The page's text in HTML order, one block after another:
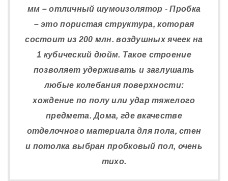
мм – отличный шумоизолятор - Пробка
– это пористая структура, которая
состоит из 200 млн. воздушных ячеек на
1 кубический дюйм. Такое строение
позволяет удерживать и заглушать
любые колебания поверхности:
хождение по полу или удар тяжелого
предмета. Дома, где вкачестве
отделочного материала для пола, стен
и потолка выбран пробковый пол, очень
тихо.